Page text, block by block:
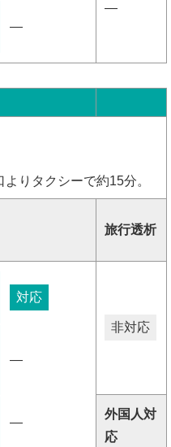
―
―
りタクシーで約15分。
旅行透析
対応
―
―
非対応
外国人対
応